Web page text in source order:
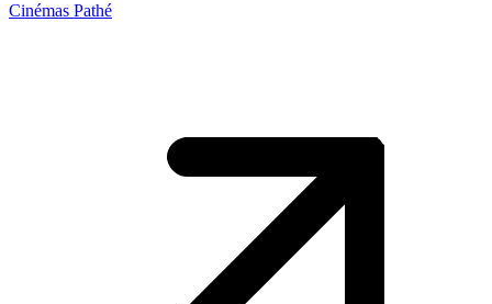
Cinémas Pathé